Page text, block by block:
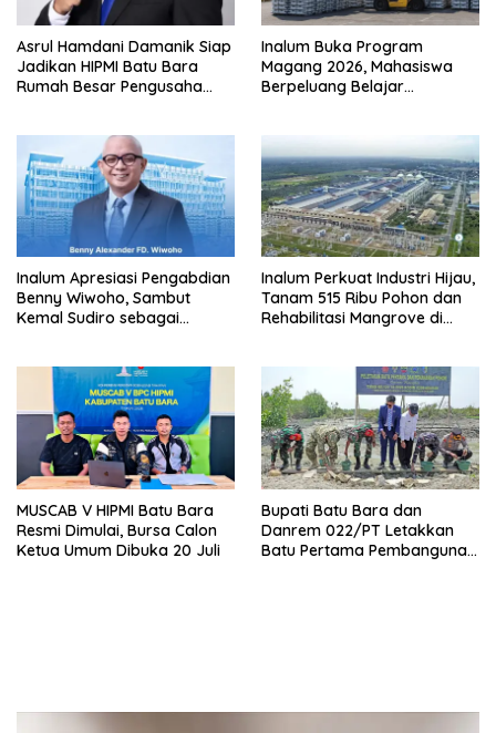
Asrul Hamdani Damanik Siap
Jadikan HIPMI Batu Bara
Rumah Besar Pengusaha
Inalum Buka Program
Magang 2026, Mahasiswa
Berpeluang Belajar
Inalum Apresiasi Pengabdian
Benny Wiwoho, Sambut
Kemal Sudiro sebagai
Inalum Perkuat Industri Hijau,
Tanam 515 Ribu Pohon dan
Rehabilitasi Mangrove di
MUSCAB V HIPMI Batu Bara
Resmi Dimulai, Bursa Calon
Ketua Umum Dibuka 20 Juli
Bupati Batu Bara dan
Danrem 022/PT Letakkan
Batu Pertama Pembangunan